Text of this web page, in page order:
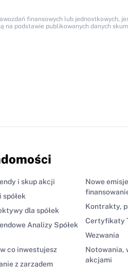
finansowych lub jednostkowych,
na podstawie publikowanych danych
i skup akcji
spółek
dla spółek
Analizy Spółek
co inwestujesz
z zarządem
Nowe
Kontrakty,
Certyfikaty
Wezwania
Notowania,
akcjami